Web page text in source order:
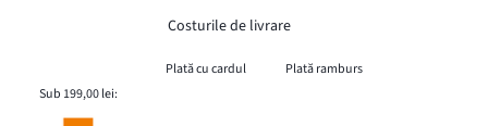
Costurile de livrare
Plată cu cardul
Plată ramburs
Sub 199,00 lei: